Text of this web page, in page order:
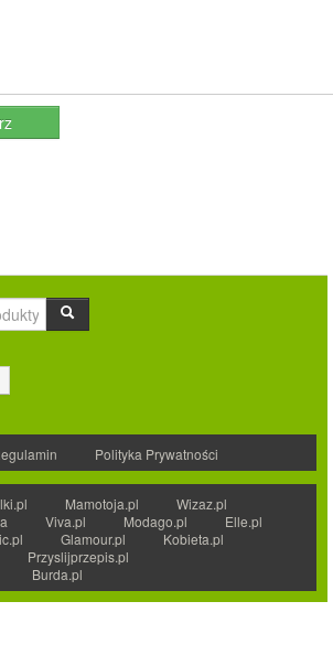
Polityka Prywatności
Mamotoja.pl
Wizaz.pl
Viva.pl Modago.pl
Elle.pl
Glamour.pl
Kobieta.pl
Przyslijprzepis.pl
Burda.pl